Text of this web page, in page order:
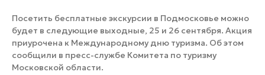
природные территории
Посетить бесплатные экскурсии в Подмосковье можно
будет в следующие выходные, 25 и 26 сентября. Акция
приурочена к Международному дню туризма. Об этом
сообщили в пресс-службе Комитета по туризму
Московской области.